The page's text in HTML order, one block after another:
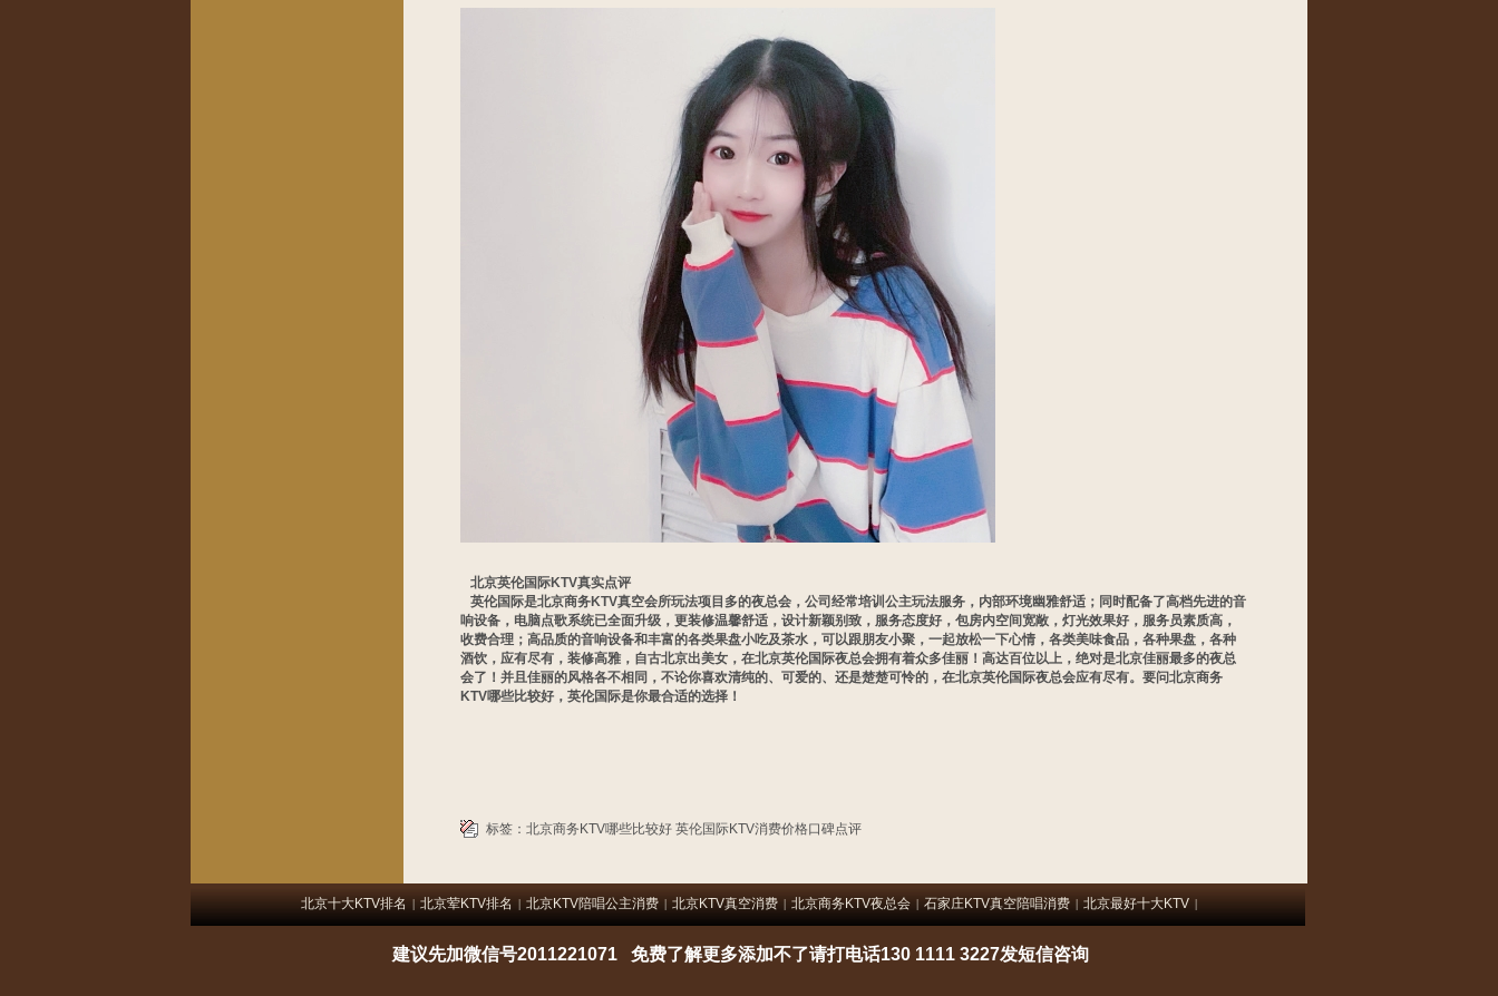
北京英伦国际KTV真实点评
英伦国际是北京商务KTV真空会所玩法项目多的夜总会，公司经常培训公主玩法服务，内部环境幽雅舒适；同时配备了高档先进的音
响设备，电脑点歌系统已全面升级，更装修温馨舒适，设计新颖别致，服务态度好，包房内空间宽敞，灯光效果好，服务员素质高，
收费合理；高品质的音响设备和丰富的各类果盘小吃及茶水，可以跟朋友小聚，一起放松一下心情，各类美味食品，各种果盘，各种
酒饮，应有尽有，装修高雅，自古北京出美女，在北京英伦国际夜总会拥有着众多佳丽！高达百位以上，绝对是北京佳丽最多的夜总
会了！并且佳丽的风格各不相同，不论你喜欢清纯的、可爱的、还是楚楚可怜的，在北京英伦国际夜总会应有尽有。要问北京商务
KTV哪些比较好，英伦国际是你最合适的选择！
标签： 北京商务KTV哪些比较好 英伦国际KTV消费价格口碑点评
北京十大KTV排名 | 北京荤KTV排名 | 北京KTV陪唱公主消费 | 北京KTV真空消费 | 北京商务KTV夜总会 | 石家庄KTV真空陪唱消费 | 北京最好十大KTV |
建议先加微信号2011221071 免费了解更多添加不了请打电话130 1111 3227发短信咨询